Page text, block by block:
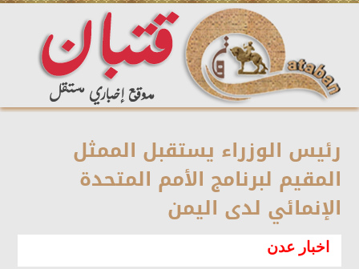
رئيس الوزراء يستقبل الممثل
المقيم لبرنامج الأمم المتحدة
الإنمائي لدى اليمن
اخبار عدن